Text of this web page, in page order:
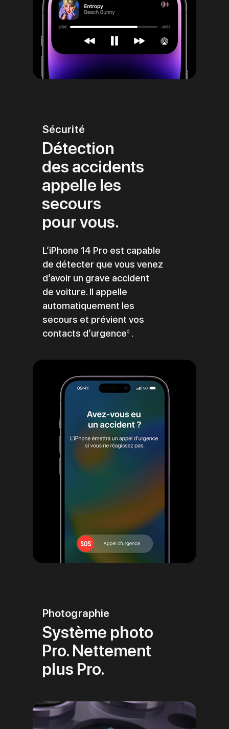
Sécurité
Détection
des accidents
appelle les
secours
pour vous.
L’iPhone 14 Pro est capable
de détecter que vous venez
d’avoir un grave accident
de voiture. Il appelle
automatiquement les
secours et prévient vos
contacts d’urgence◊ Renvoi
mentions
légales
.
Photographie
Système photo
Pro. Nettement
plus Pro.